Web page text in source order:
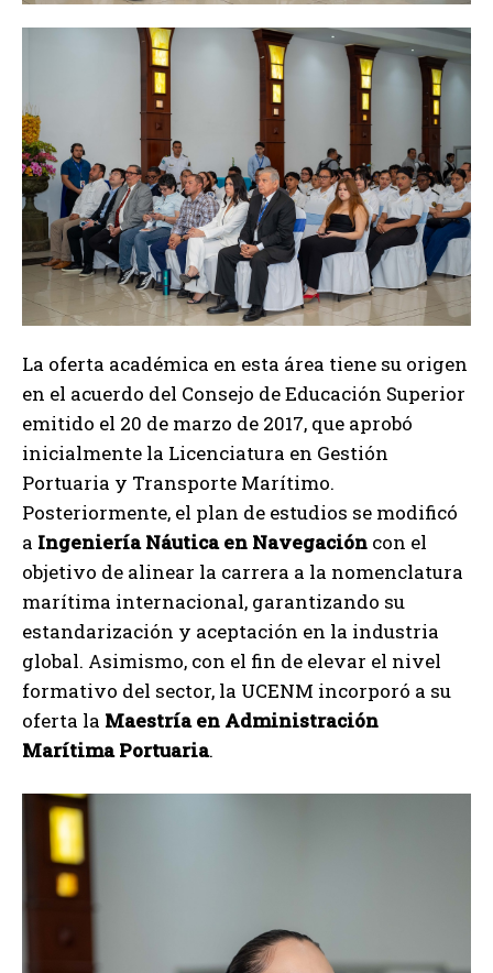
La oferta académica en esta área tiene su origen
en el acuerdo del Consejo de Educación Superior
emitido el 20 de marzo de 2017, que aprobó
inicialmente la Licenciatura en Gestión
Portuaria y Transporte Marítimo.
Posteriormente, el plan de estudios se modificó
a Ingeniería Náutica en Navegación con el
objetivo de alinear la carrera a la nomenclatura
marítima internacional, garantizando su
estandarización y aceptación en la industria
global. Asimismo, con el fin de elevar el nivel
formativo del sector, la UCENM incorporó a su
oferta la Maestría en Administración
Marítima Portuaria.